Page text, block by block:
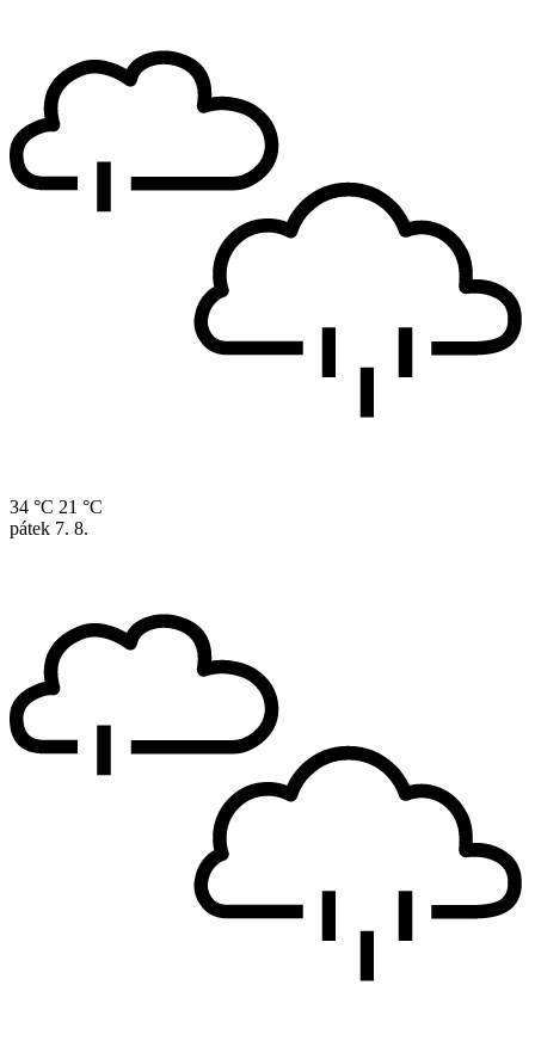
34 °C 21 °C
pátek 7. 8.